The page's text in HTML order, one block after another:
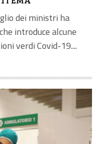
dei ministri ha
introduce alcune
verdi Covid-19....